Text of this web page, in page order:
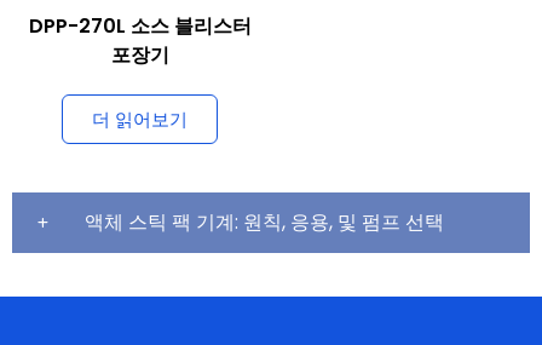
DPP-270L 소스 블리스터
포장기
더 읽어보기
액체 스틱 팩 기계: 원칙, 응용, 및 펌프 선택